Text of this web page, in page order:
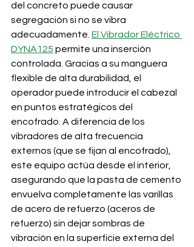
del concreto puede causar
segregación si no se vibra
adecuadamente. El Vibrador Eléctrico
DYNA125 permite una inserción
controlada. Gracias a su manguera
flexible de alta durabilidad, el
operador puede introducir el cabezal
en puntos estratégicos del
encofrado. A diferencia de los
vibradores de alta frecuencia
externos (que se fijan al encofrado),
este equipo actúa desde el interior,
asegurando que la pasta de cemento
envuelva completamente las varillas
de acero de refuerzo (aceros de
refuerzo) sin dejar sombras de
vibración en la superficie externa del